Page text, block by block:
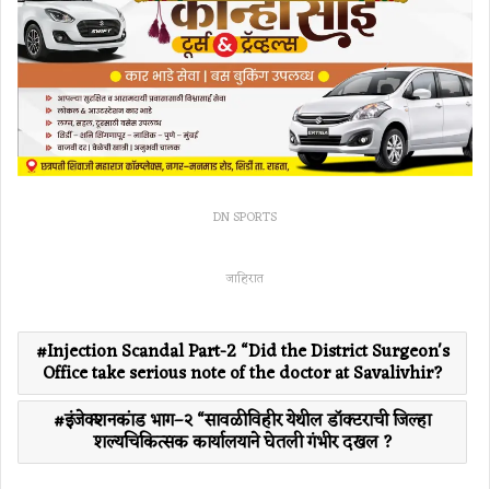
DN SPORTS
जाहिरात
Injection Scandal Part-2 “Did the District Surgeon's
Office take serious note of the doctor at Savalivhir?
इंजेक्शनकांड भाग–२ “सावळीविहीर येथील डॉक्टराची जिल्हा
शल्यचिकित्सक कार्यालयाने घेतली गंभीर दखल ?